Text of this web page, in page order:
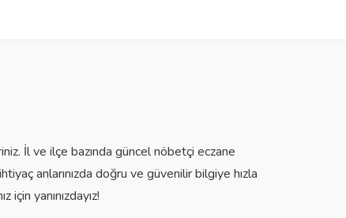
İl ve ilçe bazında güncel nöbetçi eczane
anlarınızda doğru ve güvenilir bilgiye hızla
için yanınızdayız!